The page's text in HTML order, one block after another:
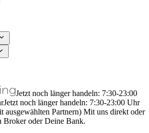
Jetzt noch länger handeln: 7:30-23:00
Jetzt noch länger handeln: 7:30-23:00 Uhr
ausgewählten Partnern) Mit uns direkt oder
Broker oder Deine Bank.